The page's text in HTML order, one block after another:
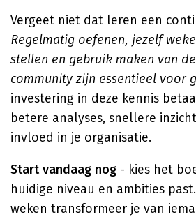
Vergeet niet dat leren een
Regelmatig oefenen, jezelf
stellen en gebruik maken van
community zijn essentieel voor
investering in deze kennis
betere analyses, snellere
invloed in je organisatie.
Start vandaag nog - kies het
huidige niveau en ambities
weken transformeer je van